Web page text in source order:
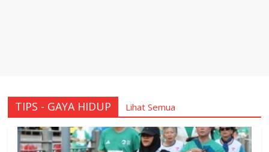
TIPS - GAYA HIDUP Lihat Semua